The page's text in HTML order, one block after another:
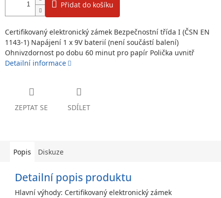
Přidat do košíku
Certifikovaný elektronický zámek Bezpečnostní třída I (ČSN EN
1143-1) Napájení 1 x 9V baterií (není součástí balení)
Ohnivzdornost po dobu 60 minut pro papír Polička uvnitř
Detailní informace
ZEPTAT SE SDÍLET
Popis Diskuze
Detailní popis produktu
Hlavní výhody: Certifikovaný elektronický zámek